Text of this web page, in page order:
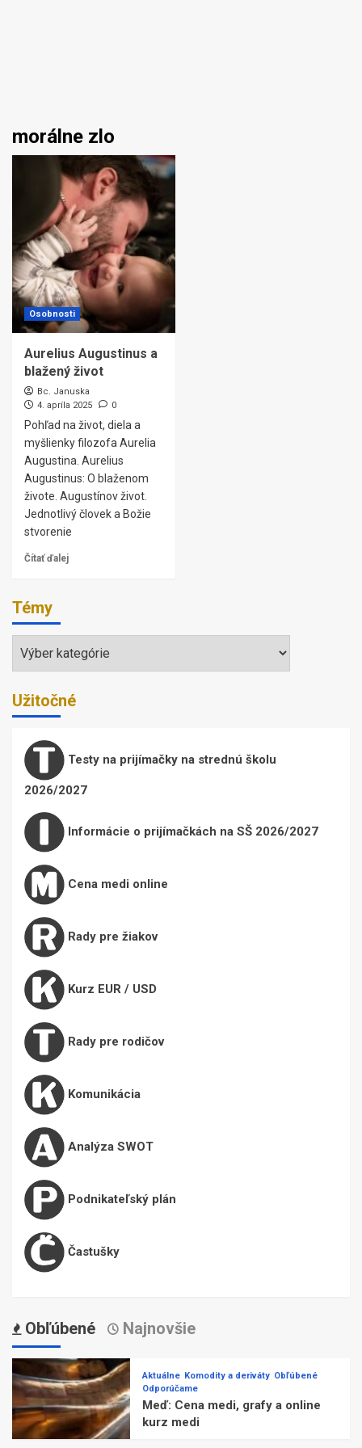
morálne zlo
Osobnosti
Aurelius Augustinus a
blažený život
Bc. Januska
4. apríla 2025
0
Pohľad na život, diela a
myšlienky filozofa Aurelia
Augustina. Aurelius
Augustinus: O blaženom
živote. Augustínov život.
Jednotlivý človek a Božie
stvorenie
Čítať ďalej
Témy
Témy
Užitočné
Testy na prijímačky na strednú školu
2026/2027
Informácie o prijímačkách na SŠ 2026/2027
Cena medi online
Rady pre žiakov
Kurz EUR / USD
Rady pre rodičov
Komunikácia
Analýza SWOT
Podnikateľský plán
Častušky
Obľúbené Najnovšie
Aktuálne Komodity a deriváty Obľúbené
Odporúčame
Meď: Cena medi, grafy a online
kurz medi